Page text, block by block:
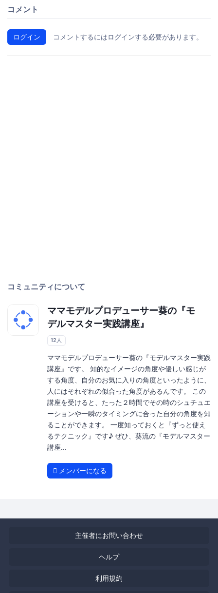
コメント
ログイン コメントするにはログインする必要があります。
コミュニティについて
ママモデルプロデューサー葵の『モ
デルマスター実践講座』
12人
ママモデルプロデューサー葵の『モデルマスター実践
講座』です。 知的なイメージの角度や優しい感じが
する角度、自分のお気に入りの角度といったように、
人にはそれぞれの似合った角度があるんです。 この
講座を受けると、たった２時間でその時のシュチュエ
ーションや一瞬のタイミングに合った自分の角度を知
ることができます。 一度知っておくと『ずっと使え
るテクニック』です♪ ぜひ、葵流の『モデルマスター
講座...
メンバーになる
主催者にお問い合わせ
ヘルプ
利用規約